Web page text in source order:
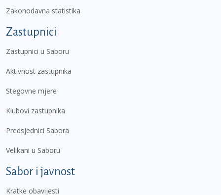
Zakonodavna statistika
Zastupnici
Zastupnici u Saboru
Aktivnost zastupnika
Stegovne mjere
Klubovi zastupnika
Predsjednici Sabora
Velikani u Saboru
Sabor i javnost
Kratke obavijesti